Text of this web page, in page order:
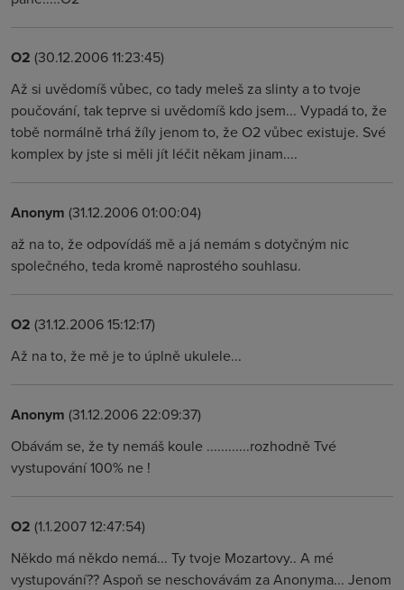
O2 (30.12.2006 11:23:45)
Až si uvědomíš vůbec, co tady meleš za slinty a to tvoje
poučování, tak teprve si uvědomíš kdo jsem... Vypadá to, že
tobě normálně trhá žíly jenom to, že O2 vůbec existuje. Své
komplex by jste si měli jít léčit někam jinam....
Anonym (31.12.2006 01:00:04)
až na to, že odpovídáš mě a já nemám s dotyčným nic
společného, teda kromě naprostého souhlasu.
O2 (31.12.2006 15:12:17)
Až na to, že mě je to úplně ukulele...
Anonym (31.12.2006 22:09:37)
Obávám se, že ty nemáš koule ............rozhodně Tvé
vystupování 100% ne !
O2 (1.1.2007 12:47:54)
Někdo má někdo nemá... Ty tvoje Mozartovy.. A mé
vystupování?? Aspoň se neschovávám za Anonyma... Jenom